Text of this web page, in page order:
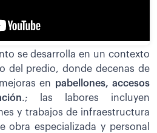
se desarrolla en un contexto
del predio, donde decenas de
en pabellones, accesos
.; las labores incluyen
y trabajos de infraestructura
obra especializada y personal